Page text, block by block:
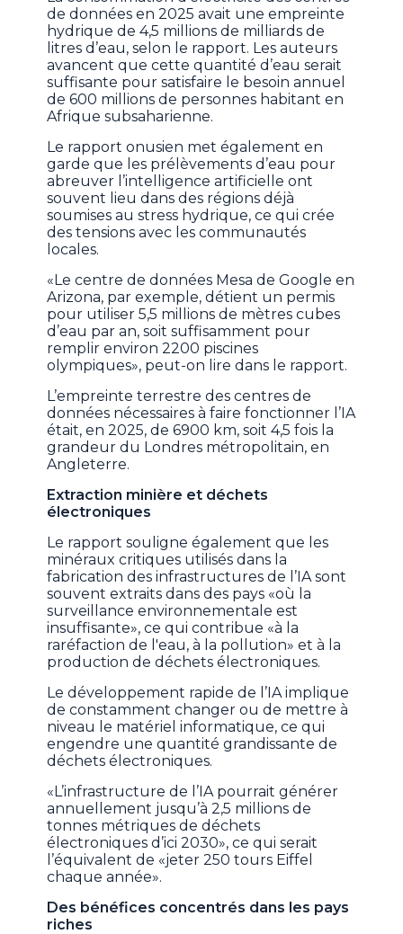
de données en 2025 avait une empreinte
hydrique de 4,5 millions de milliards de
litres d’eau, selon le rapport. Les auteurs
avancent que cette quantité d’eau serait
suffisante pour satisfaire le besoin annuel
de 600 millions de personnes habitant en
Afrique subsaharienne.
Le rapport onusien met également en
garde que les prélèvements d’eau pour
abreuver l’intelligence artificielle ont
souvent lieu dans des régions déjà
soumises au stress hydrique, ce qui crée
des tensions avec les communautés
locales.
«Le centre de données Mesa de Google en
Arizona, par exemple, détient un permis
pour utiliser 5,5 millions de mètres cubes
d’eau par an, soit suffisamment pour
remplir environ 2200 piscines
olympiques», peut-on lire dans le rapport.
L’empreinte terrestre des centres de
données nécessaires à faire fonctionner l’IA
était, en 2025, de 6900 km, soit 4,5 fois la
grandeur du Londres métropolitain, en
Angleterre.
Extraction minière et déchets
électroniques
Le rapport souligne également que les
minéraux critiques utilisés dans la
fabrication des infrastructures de l’IA sont
souvent extraits dans des pays «où la
surveillance environnementale est
insuffisante», ce qui contribue «à la
raréfaction de l'eau, à la pollution» et à la
production de déchets électroniques.
Le développement rapide de l’IA implique
de constamment changer ou de mettre à
niveau le matériel informatique, ce qui
engendre une quantité grandissante de
déchets électroniques.
«L’infrastructure de l’IA pourrait générer
annuellement jusqu’à 2,5 millions de
tonnes métriques de déchets
électroniques d’ici 2030», ce qui serait
l’équivalent de «jeter 250 tours Eiffel
chaque année».
Des bénéfices concentrés dans les pays
riches